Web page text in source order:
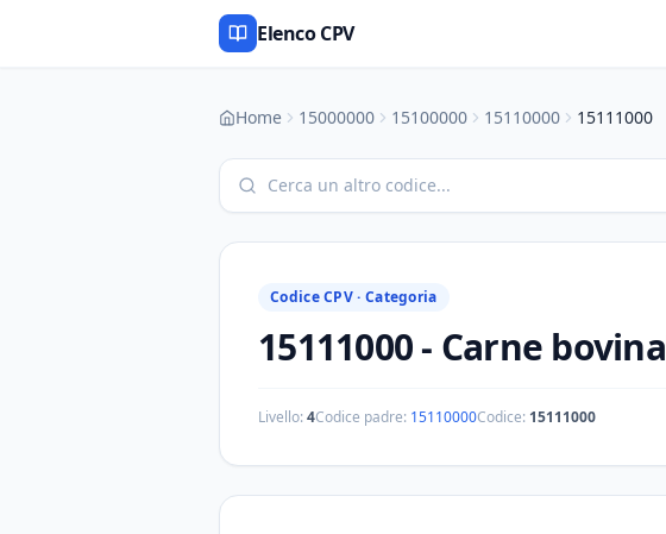
Elenco CPV
Home 15000000 15100000 15110000 15111000
Codice CPV · Categoria
15111000- Carne bovina
Livello:4Codice padre: 15110000Codice: 15111000